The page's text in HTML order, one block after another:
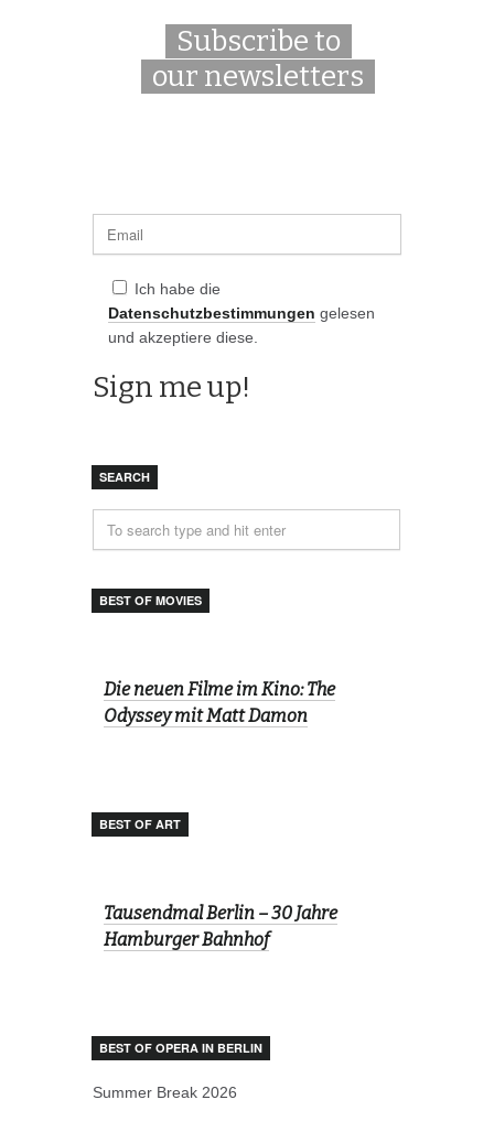
Subscribe to
our newsletters
Ich habe die
Datenschutzbestimmungen gelesen
und akzeptiere diese.
SEARCH
BEST OF MOVIES
Die neuen Filme im Kino: The
Odyssey mit Matt Damon
BEST OF ART
Tausendmal Berlin – 30 Jahre
Hamburger Bahnhof
BEST OF OPERA IN BERLIN
Summer Break 2026